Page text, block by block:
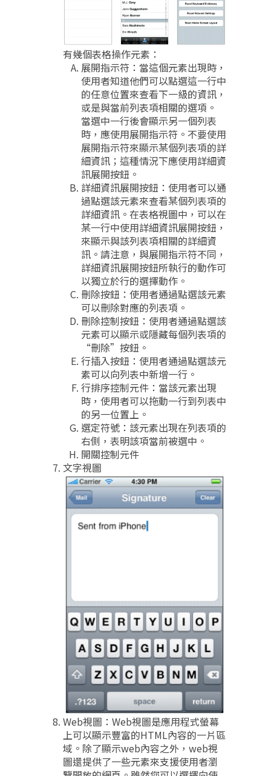
有幾個表格操作元素：
展開指示符：當這個元素出現時，
使用者知道他們可以點選這一行中
的任意位置來查看下一級的資訊，
或是與當前列表項相關的選項。
當選中一行後會顯示另一個列表
時，應使用展開指示符。不要使用
展開指示符來顯示某個列表項的詳
細資訊；這種情況下應使用詳細資
訊展開按鈕。
詳細資訊展開按鈕：使用者可以通
過點選該元素來查看某個列表項的
詳細資訊。在表格視圖中，可以在
某一行中使用詳細資訊展開按鈕，
來顯示與該列表項相關的詳細資
訊。請注意，與展開指示符不同，
詳細資訊展開按鈕所執行的動作可
以獨立於行的選擇動作。
刪除按鈕：使用者通過點選該元素
可以刪除對應的列表項。
刪除控制按鈕：使用者通過點選該
元素可以顯示或隱藏每個列表項的
“刪除”按鈕。
行插入按鈕：使用者通過點選該元
素可以向列表中新增一行。
行排序控制元件：當該元素出現
時，使用者可以拖動一行到列表中
的另一位置上。
選定符號：該元素出現在列表項的
右側，表明該項當前被選中。
開關控制元件
文字視圖
Web視圖：Web視圖是應用程式螢幕
上可以顯示豐富的HTML內容的一片區
域。除了顯示web內容之外，web視
圖還提供了一些元素來支援使用者瀏